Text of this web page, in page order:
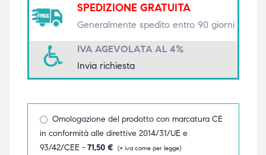
SPEDIZIONE GRATUITA
Generalmente spedito entro 90 giorni
IVA AGEVOLATA AL 4%
Invia richiesta
Omologazione del prodotto con marcatura CE
in conformità alle direttive 2014/31/UE e
93/42/CEE - 71,50 € (+ iva come per legge)